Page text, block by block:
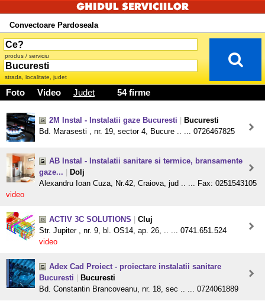
Convectoare Pardoseala
produs / serviciu
strada, localitate, judet
Foto Video Judet 54 firme
2M Instal - Instalatii gaze Bucuresti
Bucuresti
Bd. Marasesti , nr. 19, sector 4, Bucure .. ... 0726467825
AB Instal - Instalatii sanitare si termice, bransamente
gaze...
Dolj
Alexandru Ioan Cuza, Nr.42, Craiova, jud .. ... Fax: 0251543105
video
ACTIV 3C SOLUTIONS
Cluj
Str. Jupiter , nr. 9, bl. OS14, ap. 26, .. ... 0741.651.524
video
Adex Cad Proiect - proiectare instalatii sanitare
Bucuresti
Bucuresti
Bd. Constantin Brancoveanu, nr. 18, sec .. ... 0724061889